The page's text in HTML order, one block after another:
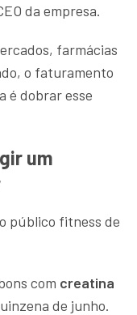
da empresa.
farmácias
o faturamento
é dobrar esse
um
público fitness de
com creatina
de junho.